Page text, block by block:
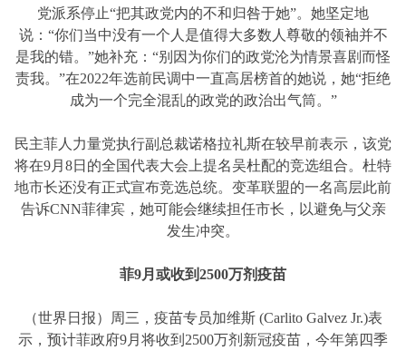
党派系停止“把其政党内的不和归咎于她”。她坚定地
说：“你们当中没有一个人是值得大多数人尊敬的领袖并不
是我的错。”她补充：“别因为你们的政党沦为情景喜剧而怪
责我。”在2022年选前民调中一直高居榜首的她说，她“拒绝
成为一个完全混乱的政党的政治出气筒。”
民主菲人力量党执行副总裁诺格拉礼斯在较早前表示，该党
将在9月8日的全国代表大会上提名吴杜配的竞选组合。杜特
地市长还没有正式宣布竞选总统。变革联盟的一名高层此前
告诉CNN菲律宾，她可能会继续担任市长，以避免与父亲
发生冲突。
菲9月或收到2500万剂疫苗
（世界日报）周三，疫苗专员加维斯 (Carlito Galvez Jr.)表
示，预计菲政府9月将收到2500万剂新冠疫苗，今年第四季